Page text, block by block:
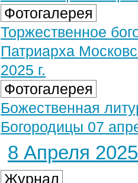
Фотогалерея
Торжественное
Патриарха
2025 г.
Фотогалерея
Божественная
Богородицы 07
8 Апреля 2025
Журнал